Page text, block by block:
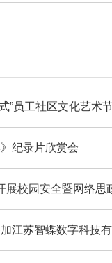
”员工社区文化艺术
纪录片欣赏会
展校园安全暨网络思
江苏智蝶数字科技